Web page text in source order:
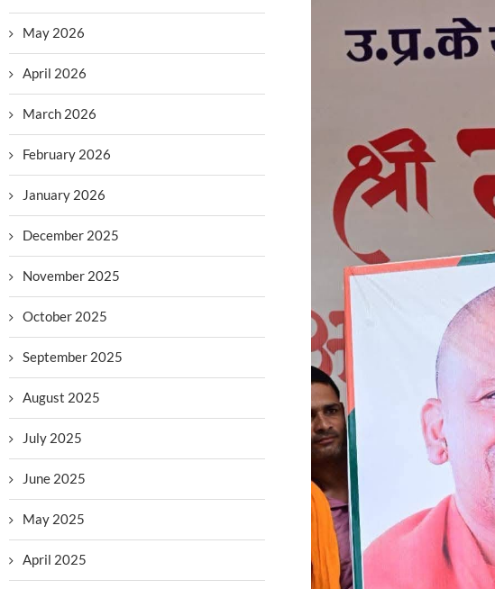
May 2026
April 2026
March 2026
February 2026
January 2026
December 2025
November 2025
October 2025
September 2025
August 2025
July 2025
June 2025
May 2025
April 2025